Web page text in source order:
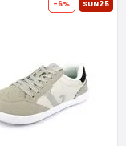
-6% SUN25